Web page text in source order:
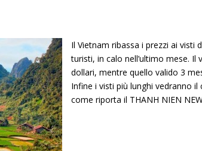
Il Vietnam ribassa i prezzi ai visti
turisti, in calo nell’ultimo mese.
dollari, mentre quello valido 3
Infine i visti più lunghi vedranno
come riporta il THANH NIEN